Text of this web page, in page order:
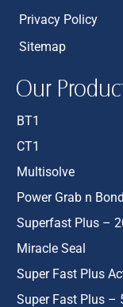
Privacy Policy
Sitemap
Our
BT1
CT1
Multisolve
Power Grab n
Superfast Plus –
Miracle Seal
Super Fast Plus
Super Fast Plus –